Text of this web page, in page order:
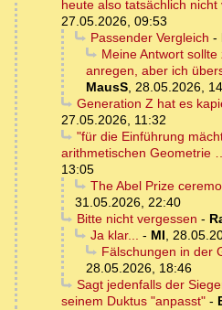
heute also tatsächlich
27.05.2026, 09:53
Passender Vergleich -
Meine Antwort
anregen, aber ich
MausS, 28.05.2026,
Generation Z hat es
27.05.2026, 11:32
"für die Einführung
arithmetischen Geometrie
13:05
The Abel Prize
31.05.2026, 22:40
Bitte nicht vergessen -
Ja klar... - MI,
Fälschungen in der
28.05.2026, 18:46
Sagt jedenfalls der
seinem Duktus "anpasst" -